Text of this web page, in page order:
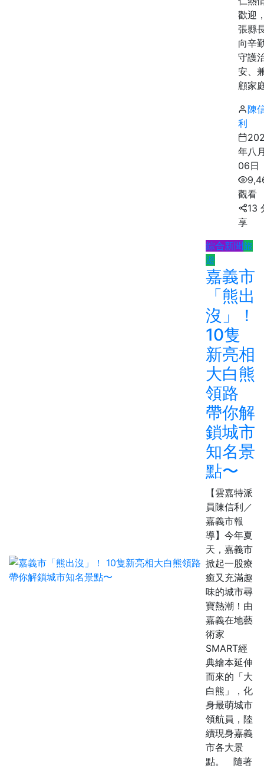
歡迎
張縣
向辛
守護
安、
顧家
陳
利
年八
06日
觀看
13
享
綜合新聞旅
遊
嘉義市
「熊出
沒」！
10隻
新亮相
大白熊
領路
帶你解
鎖城市
知名景
點〜
【雲嘉特派
員陳信利／
嘉義市報
導】今年夏
天，嘉義市
掀起一股療
癒又充滿趣
味的城市尋
寶熱潮！由
嘉義在地藝
術家
SMART經
典繪本延伸
而來的「大
白熊」，化
身最萌城市
領航員，陸
續現身嘉義
市各大景
點。 隨著